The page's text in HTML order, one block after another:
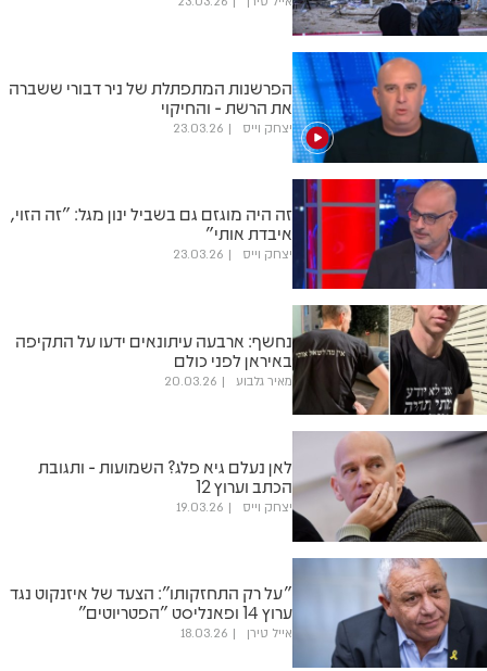
הפרשנות המתפתלת של ניר דבורי ששברה
את הרשת - והחיקוי
יצחק וייס 23.03.26
זה היה מוגזם גם בשביל ינון מגל: "זה הזוי,
איבדת אותי"
יצחק וייס 23.03.26
נחשף: ארבעה עיתונאים ידעו על התקיפה
באיראן לפני כולם
מאיר גלבוע 20.03.26
לאן נעלם גיא פלג? השמועות - ותגובת
הכתב וערוץ 12
יצחק וייס 19.03.26
"על רק התחזקותו": הצעד של איזנקוט נגד
ערוץ 14 ופאנליסט "הפטריוטים"
אייל טירן 18.03.26